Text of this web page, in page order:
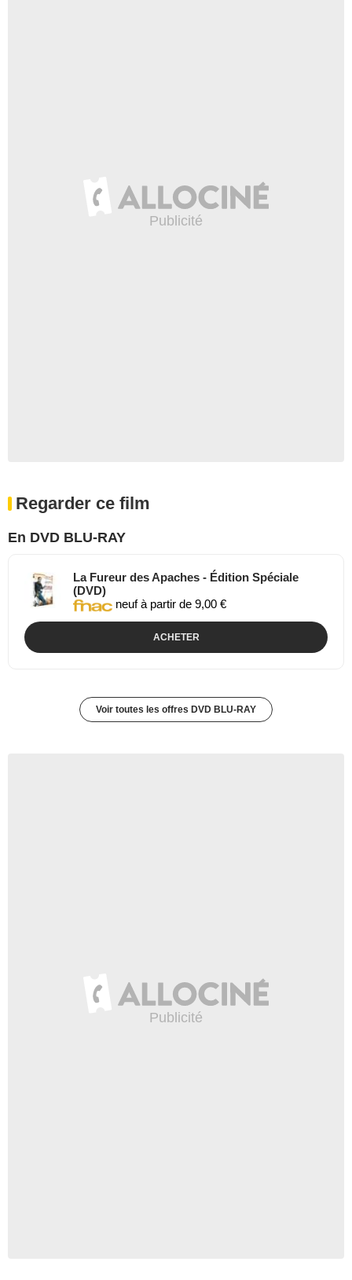
Regarder ce film
En DVD BLU-RAY
La Fureur des Apaches - Édition Spéciale
(DVD)
neuf à partir de 9,00 €
ACHETER
Voir toutes les offres DVD BLU-RAY